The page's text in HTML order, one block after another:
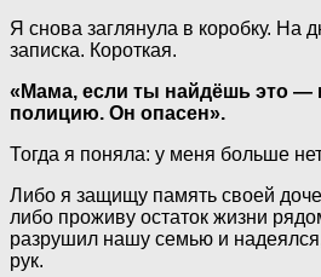
Я снова заглянула в коробку. На
записка. Короткая.
«Мама, если ты найдёшь это —
полицию. Он опасен».
Тогда я поняла: у меня больше
Либо я защищу память своей
либо проживу остаток жизни
разрушил нашу семью и
рук.